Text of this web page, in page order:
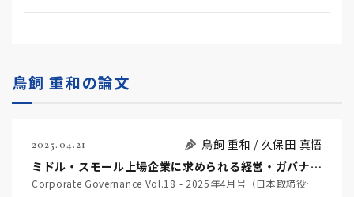
鳥飼 重和の論文
2025.04.21
鳥飼 重和 / 久保田 真悟
ミドル・スモール上場企業に求められる経営・ガバナンス改革
Corporate Governance Vol.18 - 2025年4月号（日本取締役協会）